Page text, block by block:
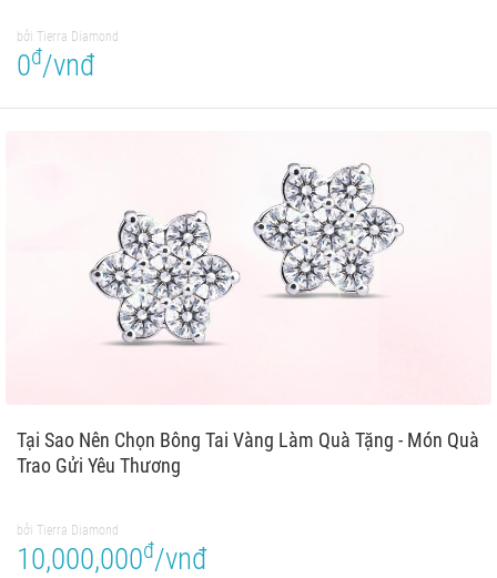
bởi Tierra Diamond
0đ/vnđ
Tại Sao Nên Chọn Bông Tai Vàng Làm Quà Tặng - Món Quà
Trao Gửi Yêu Thương
bởi Tierra Diamond
10,000,000đ/vnđ